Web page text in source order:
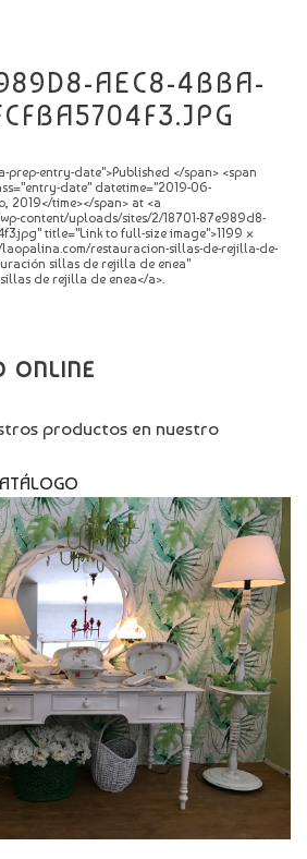
AEC8-4BBA-
prep-entry-date">Published </span> <span
date" datetime="2019-06-
2019</time></span> at <a
content/uploads/sites/2/18701-87e989d8-
title="Link to full-size image">1199 ×
restauracion-sillas-de-rejilla-de-
sillas de rejilla de enea"
de rejilla de enea</a>.
ONLINE
productos en nuestro